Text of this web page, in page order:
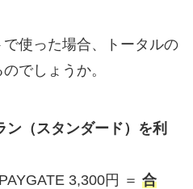
使った場合、トータルの
でしょうか。
ン（スタンダード）を利
3,300円 ＝合